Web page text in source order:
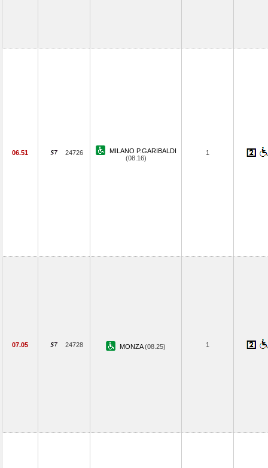
06.51 24726
MILANO P.GARIBALDI
(08.16)
1
07.05 24728 MONZA(08.25) 1